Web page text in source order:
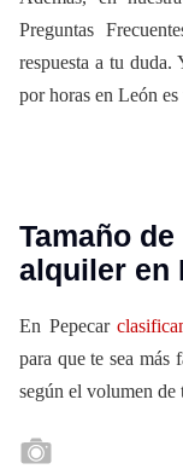
Preguntas
respuesta a tu
por horas en León
Tamaño
alquiler en
En Pepecar
para que te sea más
según el volumen de